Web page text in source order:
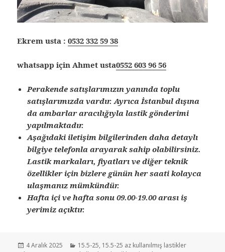
Ekrem usta :0532 332 59 38
whatsapp için Ahmet usta0552 603 96 56
Perakende satışlarımızın yanında toplu
satışlarımızda vardır. Ayrıca İstanbul dışına
da ambarlar aracılığıyla lastik gönderimi
yapılmaktadır.
Aşağıdaki iletişim bilgilerinden daha detaylı
bilgiye telefonla arayarak sahip olabilirsiniz.
Lastik markaları, fiyatları ve diğer teknik
özellikler için bizlere günün her saati kolayca
ulaşmanız mümkündür.
Hafta içi ve hafta sonu 09.00-19.00 arası iş
yerimiz açıktır.
Yayın
4 Aralık 2025 Kategoriler
15.5-25, 15.5-25 az kullanılmış lastikler